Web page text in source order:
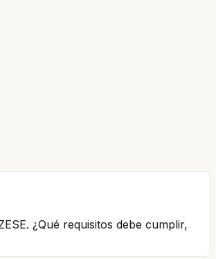
¿Qué requisitos debe cumplir,